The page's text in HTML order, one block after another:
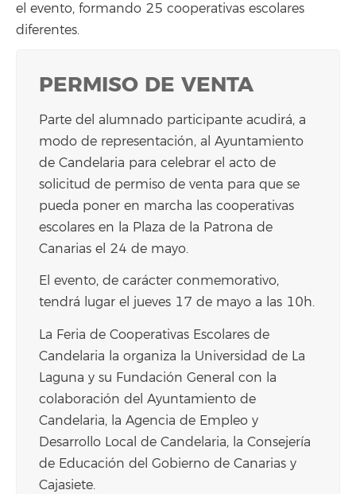
el evento, formando 25 cooperativas escolares
diferentes.
PERMISO DE VENTA
Parte del alumnado participante acudirá, a
modo de representación, al Ayuntamiento
de Candelaria para celebrar el acto de
solicitud de permiso de venta para que se
pueda poner en marcha las cooperativas
escolares en la Plaza de la Patrona de
Canarias el 24 de mayo.
El evento, de carácter conmemorativo,
tendrá lugar el jueves 17 de mayo a las 10h.
La Feria de Cooperativas Escolares de
Candelaria la organiza la Universidad de La
Laguna y su Fundación General con la
colaboración del Ayuntamiento de
Candelaria, la Agencia de Empleo y
Desarrollo Local de Candelaria, la Consejería
de Educación del Gobierno de Canarias y
Cajasiete.